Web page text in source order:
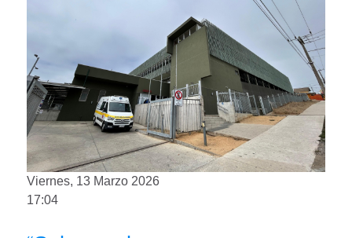
Viernes, 13 Marzo 2026
17:04